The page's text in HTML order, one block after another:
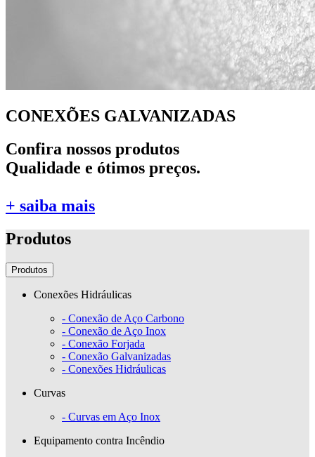
CONEXÕES GALVANIZADAS
Confira nossos produtos
Qualidade e ótimos preços.
+ saiba mais
Produtos
Produtos
Conexões Hidráulicas
- Conexão de Aço Carbono
- Conexão de Aço Inox
- Conexão Forjada
- Conexão Galvanizadas
- Conexões Hidráulicas
Curvas
- Curvas em Aço Inox
Equipamento contra Incêndio